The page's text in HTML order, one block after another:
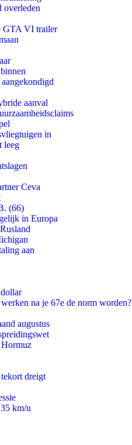
overleden
GTA VI trailer
aanval
in
leeg
Ceva
(66)
in Europa
aan
na je 67e de norm worden?
augustus
dreigt
km/u